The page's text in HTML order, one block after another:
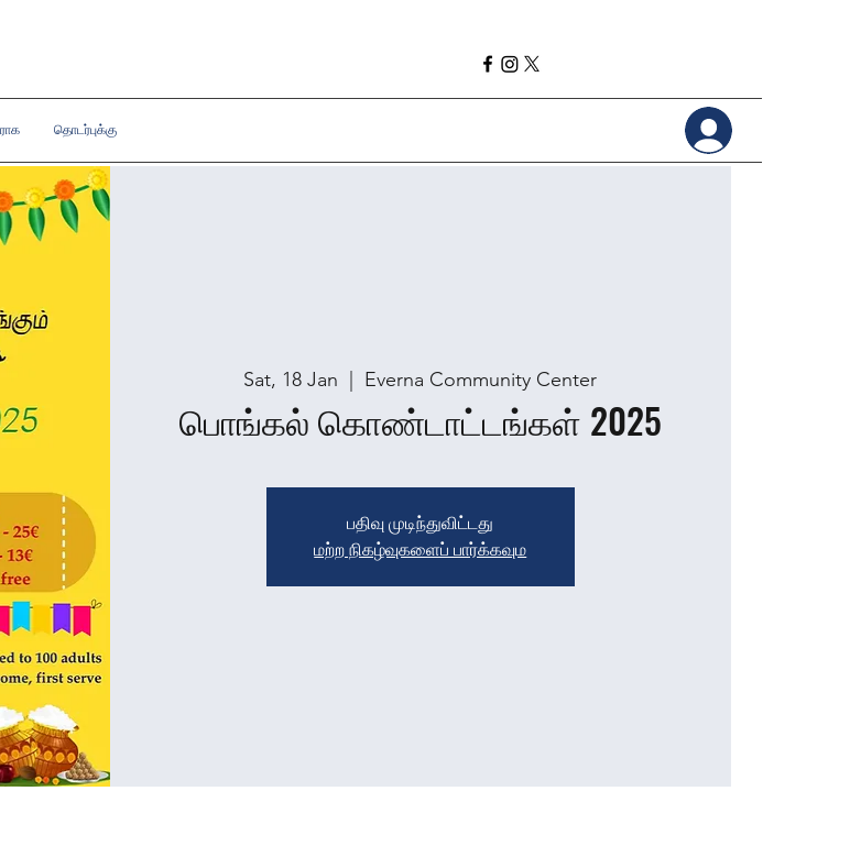
தொடர்புக்கு
Sat, 18 Jan Everna Community Center
பொங்கல் கொண்டாட்டங்கள் 2025
பதிவு முடிந்துவிட்டது
மற்ற நிகழ்வுகளைப் பார்க்கவும